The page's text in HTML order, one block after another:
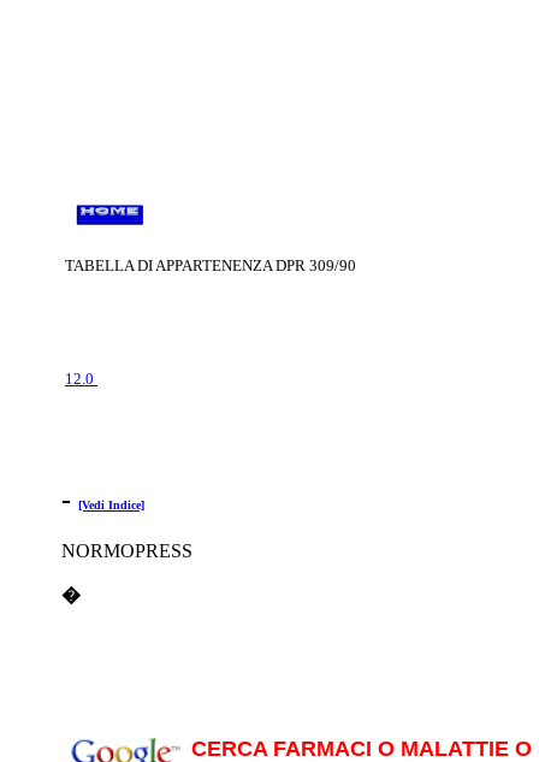
TABELLA DI APPARTENENZA DPR 309/90
12.0
- [Vedi Indice]
NORMOPRESS
�
CERCA FARMACI O MALATTIE